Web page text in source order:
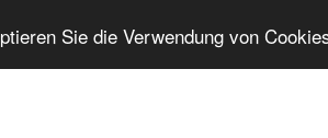
Sie die Verwendung von